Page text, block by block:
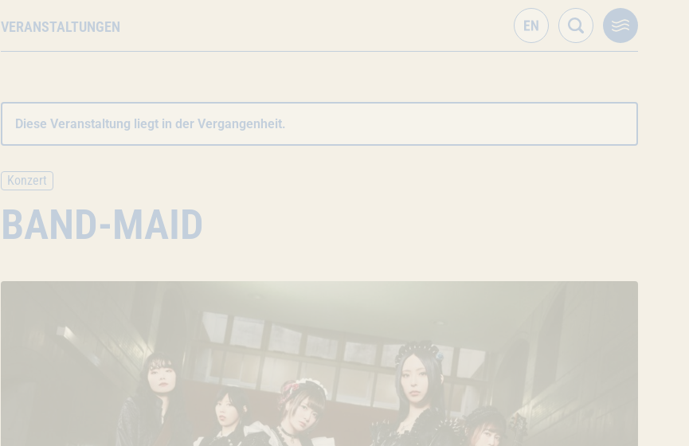
VERANSTALTUNGEN
Diese Veranstaltung liegt in der Vergangenheit.
Konzert
BAND-MAID